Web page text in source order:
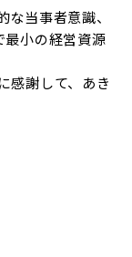
当事者意識、
最小の経営資源
感謝して、あき